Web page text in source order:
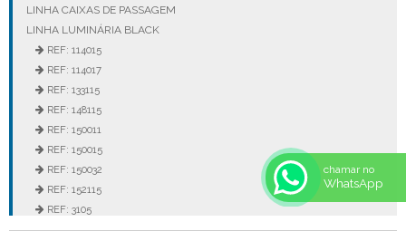
LINHA CAIXAS DE PASSAGEM
LINHA LUMINÁRIA BLACK
REF: 114015
REF: 114017
REF: 133115
REF: 148115
REF: 150011
REF: 150015
REF: 150032
REF: 152115
REF: 3105
REF: 3106
chamar no
WhatsApp